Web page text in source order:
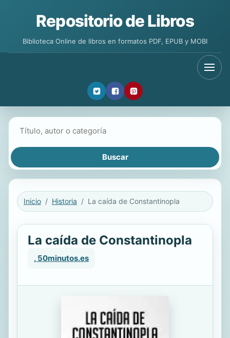
Repositorio de Libros
Biblioteca Online de libros en formatos PDF, EPUB y MOBI
Inicio Historia La caída de Constantinopla
La caída de Constantinopla
, 50minutos.es